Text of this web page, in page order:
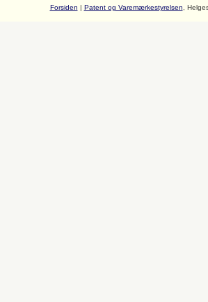
Forsiden | Patent og Varemærkestyrelsen ,